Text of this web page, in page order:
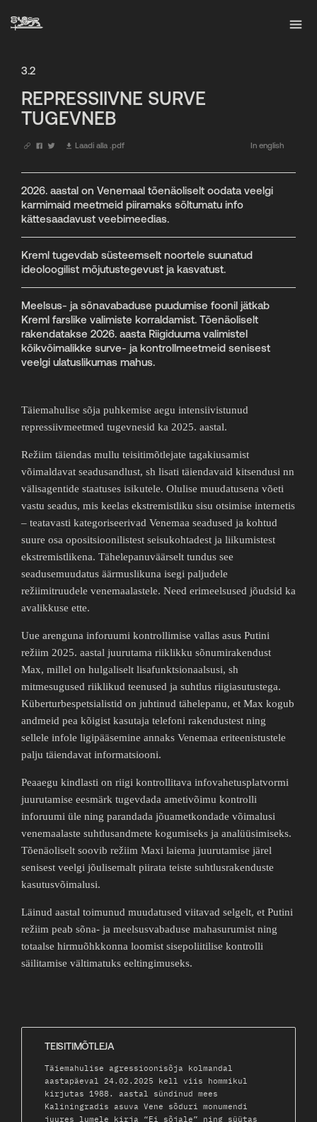
3.2
REPRESSIIVNE SURVE
TUGEVNEB
Laadi alla .pdf In english
2026. aastal on Venemaal tõenäoliselt oodata veelgi
karmimaid meetmeid piiramaks sõltumatu info
kättesaadavust veebimeedias.
Kreml tugevdab süsteemselt noortele suunatud
ideoloogilist mõjutustegevust ja kasvatust.
Meelsus- ja sõnavabaduse puudumise foonil jätkab
Kreml farslike valimiste korraldamist. Tõenäoliselt
rakendatakse 2026. aasta Riigiduuma valimistel
kõikvõimalikke surve- ja kontrollmeetmeid senisest
veelgi ulatuslikumas mahus.
Täiemahulise sõja puhkemise aegu intensiivistunud
repressiivmeetmed tugevnesid ka 2025. aastal.
Režiim täiendas mullu teisitimõtlejate tagakiusamist
võimaldavat seadusandlust, sh lisati täiendavaid kitsendusi nn
välisagentide staatuses isikutele. Olulise muudatusena võeti
vastu seadus, mis keelas ekstremistliku sisu otsimise internetis
– teatavasti kategoriseerivad Venemaa seadused ja kohtud
suure osa opositsioonilistest seisukohtadest ja liikumistest
ekstremistlikena. Tähelepanuväärselt tundus see
seadusemuudatus äärmuslikuna isegi paljudele
režiimitruudele venemaalastele. Need erimeelsused jõudsid ka
avalikkuse ette.
Uue arenguna inforuumi kontrollimise vallas asus Putini
režiim 2025. aastal juurutama riiklikku sõnumirakendust
Max, millel on hulgaliselt lisafunktsionaalsusi, sh
mitmesugused riiklikud teenused ja suhtlus riigiasutustega.
Küberturbespetsialistid on juhtinud tähelepanu, et Max kogub
andmeid pea kõigist kasutaja telefoni rakendustest ning
sellele infole ligipääsemine annaks Venemaa eriteenistustele
palju täiendavat informatsiooni.
Peaaegu kindlasti on riigi kontrollitava infovahetusplatvormi
juurutamise eesmärk tugevdada ametivõimu kontrolli
inforuumi üle ning parandada jõuametkondade võimalusi
venemaalaste suhtlusandmete kogumiseks ja analüüsimiseks.
Tõenäoliselt soovib režiim Maxi laiema juurutamise järel
senisest veelgi jõulisemalt piirata teiste suhtlusrakenduste
kasutusvõimalusi.
Läinud aastal toimunud muudatused viitavad selgelt, et Putini
režiim peab sõna- ja meelsusvabaduse mahasurumist ning
totaalse hirmuõhkkonna loomist sisepoliitilise kontrolli
säilitamise vältimatuks eeltingimuseks.
TEISITIMÕTLEJA
Täiemahulise agressioonisõja kolmandal
aastapäeval 24.02.2025 kell viis hommikul
kirjutas 1988. aastal sündinud mees
Kaliningradis asuva Vene sõduri monumendi
juures lumele kirja “Ei sõjale” ning süütas